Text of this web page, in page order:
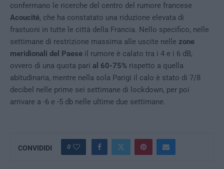
confermano le ricerche del centro del rumore francese
Acoucité, che ha constatato una riduzione elevata di
frastuoni in tutte le città della Francia. Nello specifico, nelle
settimane di restrizione massima alle uscite nelle zone
meridionali del Paese il rumore è calato tra i 4 e i 6 dB,
ovvero di una quota pari al 60-75% rispetto a quella
abitudinaria, mentre nella sola Parigi il calo è stato di 7/8
decibel nelle prime sei settimane di lockdown, per poi
arrivare a -6 e -5 db nelle ultime due settimane.
CONVIDIDI 0